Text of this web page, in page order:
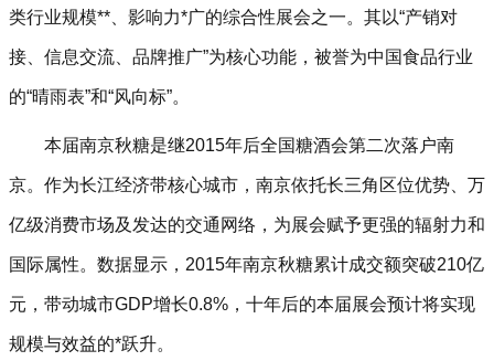
类行业规模**、影响力*广的综合性展会之一。其以“产销对
接、信息交流、品牌推广”为核心功能，被誉为中国食品行业
的“晴雨表”和“风向标”。
本届南京秋糖是继2015年后全国糖酒会第二次落户南
京。作为长江经济带核心城市，南京依托长三角区位优势、万
亿级消费市场及发达的交通网络，为展会赋予更强的辐射力和
国际属性。数据显示，2015年南京秋糖累计成交额突破210亿
元，带动城市GDP增长0.8%，十年后的本届展会预计将实现
规模与效益的*跃升。